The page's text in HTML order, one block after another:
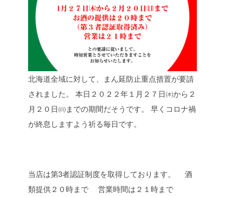
北海道全域に対して、まん延防止重点措置が要請
されました。
本日２０２２年１月２７日㈭から２
月２０日㈰までの期間だそうです。
早くコロナ禍
が終息しますよう祈る毎日です。
当店は第3者認証制度を取得しております。
酒
類提供２０時まで 営業時間は２１時まで